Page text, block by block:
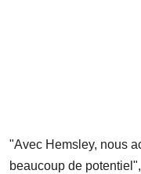
"Avec Hemsley, nous
beaucoup de